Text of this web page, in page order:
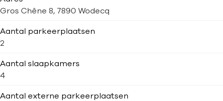
Gros Chêne 8, 7890 Wodecq
Aantal parkeerplaatsen
2
Aantal slaapkamers
4
Aantal externe parkeerplaatsen